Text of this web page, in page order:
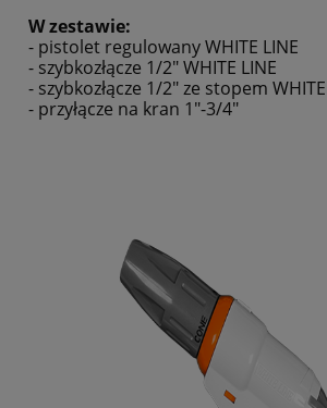
W zestawie:
- pistolet regulowany WHITE LINE
- szybkozłącze 1/2" WHITE LINE
- szybkozłącze 1/2" ze stopem
- przyłącze na kran 1"-3/4"